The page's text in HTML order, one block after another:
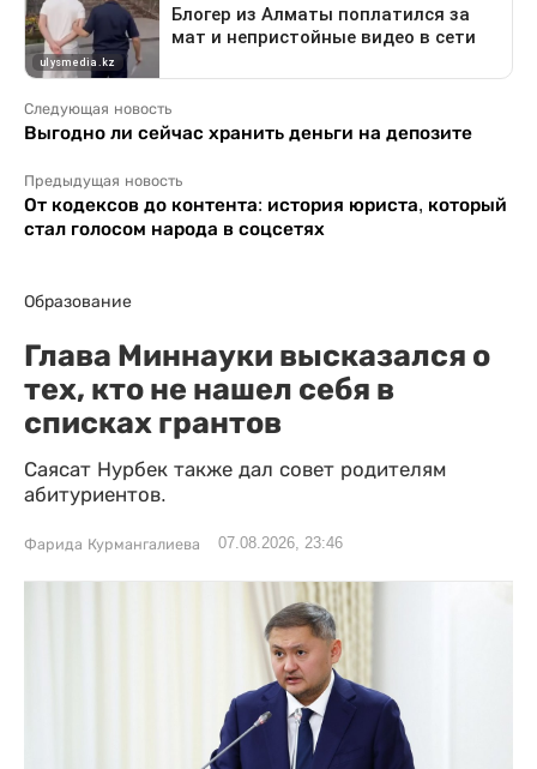
Следующая новость
Выгодно ли сейчас хранить деньги на депозите
Предыдущая новость
От кодексов до контента: история юриста, который
стал голосом народа в соцсетях
Образование
Глава Миннауки высказался о
тех, кто не нашел себя в
списках грантов
Саясат Нурбек также дал совет родителям
абитуриентов.
Фарида Курмангалиева 07.08.2026, 23:46